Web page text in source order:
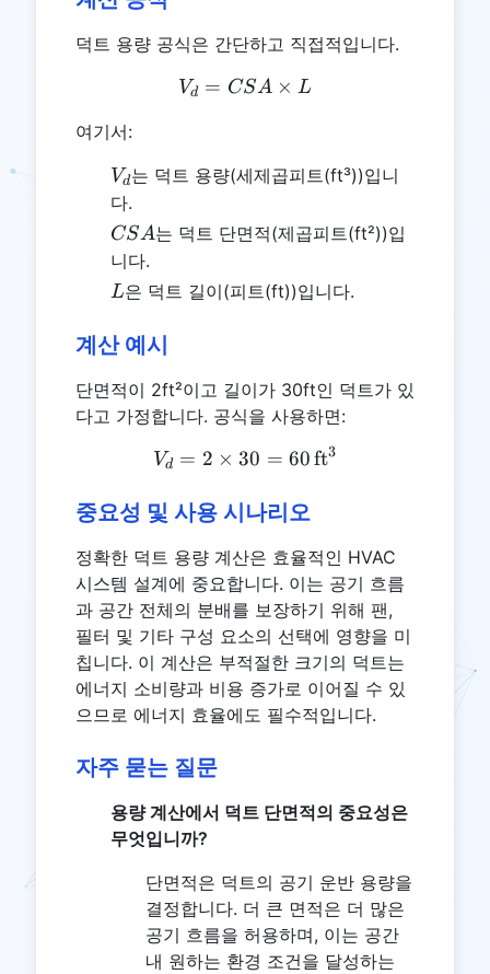
덕트 용량 공식은 간단하고 직접적입니다.
V_d = CSA \times L
Vd = CSA × L
여기서:
V_d
Vd는 덕트 용량(세제곱피트(ft³))입니
다.
CSA
CSA는 덕트 단면적(제곱피트(ft²))입
니다.
L
L은 덕트 길이(피트(ft))입니다.
계산 예시
단면적이 2ft²이고 길이가 30ft인 덕트가 있
다고 가정합니다. 공식을 사용하면:
V_d = 2 \times 30 = 60
Vd = 2 × 30 = 60ft3
중요성 및 사용 시나리오
정확한 덕트 용량 계산은 효율적인 HVAC
시스템 설계에 중요합니다. 이는 공기 흐름
과 공간 전체의 분배를 보장하기 위해 팬,
필터 및 기타 구성 요소의 선택에 영향을 미
칩니다. 이 계산은 부적절한 크기의 덕트는
에너지 소비량과 비용 증가로 이어질 수 있
으므로 에너지 효율에도 필수적입니다.
자주 묻는 질문
용량 계산에서 덕트 단면적의 중요성은
무엇입니까?
단면적은 덕트의 공기 운반 용량을
결정합니다. 더 큰 면적은 더 많은
공기 흐름을 허용하며, 이는 공간
내 원하는 환경 조건을 달성하는